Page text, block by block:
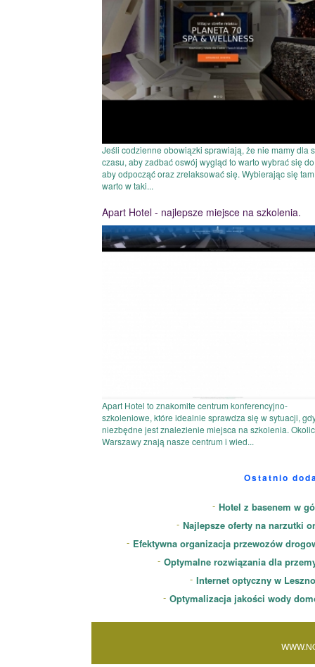
Jeśli codzienne obowiązki sprawiają, że nie mamy dla
czasu, aby zadbać oswój wygląd to warto wybrać się
aby odpocząć oraz zrelaksować się. Wybierając się tam
warto w taki...
Apart Hotel - najlepsze miejsce na szkolenia.
Apart Hotel to znakomite centrum konferencyjno-
szkoleniowe, które idealnie sprawdza się w sytuacji,
niezbędne jest znalezienie miejsca na szkolenia.
Warszawy znają nasze centrum i wied...
Ostatnio
Hotel z basenem w
Najlepsze oferty na narzutki
Efektywna organizacja przewozów
Optymalne rozwiązania dla
Internet optyczny w
Optymalizacja jakości wody